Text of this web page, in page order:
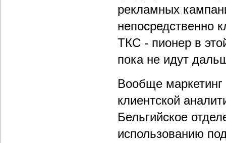
рекламных
непосредственно
ТКС - пионер в
пока не идут
Вообще маркетинг
клиентской
Бельгийское
использованию